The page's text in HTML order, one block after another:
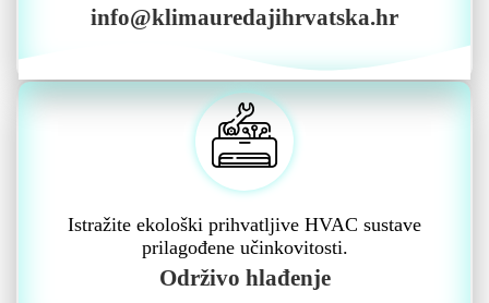
info@klimauredajihrvatska.hr
Istražite ekološki prihvatljive HVAC sustave
prilagođene učinkovitosti.
Održivo hlađenje